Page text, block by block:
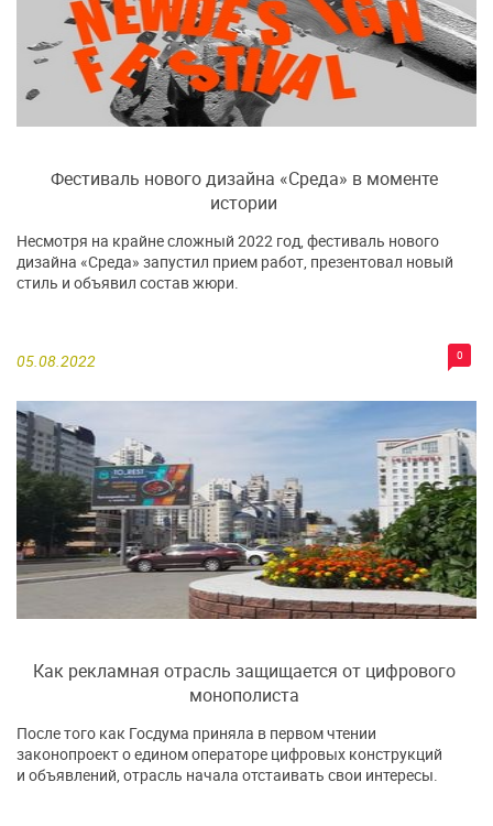
Фестиваль нового дизайна «Среда» в моменте
истории
05.08.2022 0
Несмотря на крайне сложный 2022 год, фестиваль нового
дизайна «Среда» запустил прием работ, презентовал новый
стиль и объявил состав жюри.
Как рекламная отрасль защищается от цифрового
монополиста
После того как Госдума приняла в первом чтении
законопроект о едином операторе цифровых конструкций
и объявлений, отрасль начала отстаивать свои интересы.